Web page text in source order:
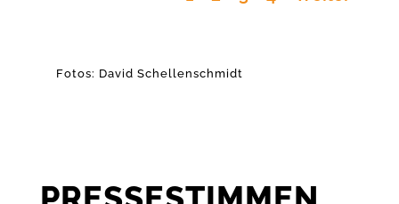
Fotos: David Schellenschmidt